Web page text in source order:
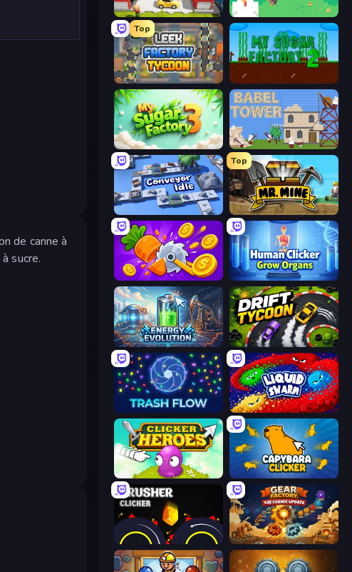
de canne à
sucre.
Idle Inventor The MachinEGG
Top
Leek Factory Tycoon My Sugar Factory 2
My Sugar Factory 3 Babel Tower
Conveyor Idle
Top
Mr. Mine
Farm Ring Idle Human Clicker: Grow Organs
Energy Evolution Drift Tycoon
Trash Flow Liquid Swarm
Clicker Heroes Capybara Clicker
Crusher Clicker Gear Factory